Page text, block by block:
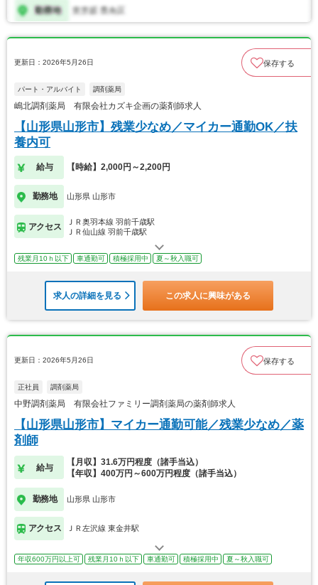
更新日：2026年5月26日 保存する
パート・アルバイト 調剤薬局
嶋北調剤薬局 有限会社カズキ企画の薬剤師求人
【山形県山形市】残業少なめ／マイカー通勤OK／扶
養内可
給与 【時給】2,000円～2,200円
勤務地 山形県 山形市
アクセス
ＪＲ奥羽本線 羽前千歳駅
ＪＲ仙山線 羽前千歳駅
残業月10ｈ以下 車通勤可 積極採用中 夏～秋入職可
求人の詳細を見る この求人に興味がある
更新日：2026年5月26日 保存する
正社員 調剤薬局
中野調剤薬局 有限会社ファミリー調剤薬局の薬剤師求人
【山形県山形市】マイカー通勤可能／残業少なめ／薬
剤師
給与
【月収】31.6万円程度（諸手当込）
【年収】400万円～600万円程度（諸手当込）
勤務地 山形県 山形市
アクセス ＪＲ左沢線 東金井駅
年収600万円以上可 残業月10ｈ以下 車通勤可 積極採用中 夏～秋入職可